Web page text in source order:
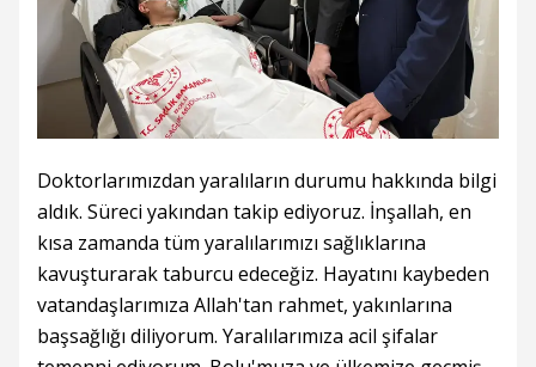
Doktorlarımızdan yaralıların durumu hakkında bilgi
aldık. Süreci yakından takip ediyoruz. İnşallah, en
kısa zamanda tüm yaralılarımızı sağlıklarına
kavuşturarak taburcu edeceğiz. Hayatını kaybeden
vatandaşlarımıza Allah'tan rahmet, yakınlarına
başsağlığı diliyorum. Yaralılarımıza acil şifalar